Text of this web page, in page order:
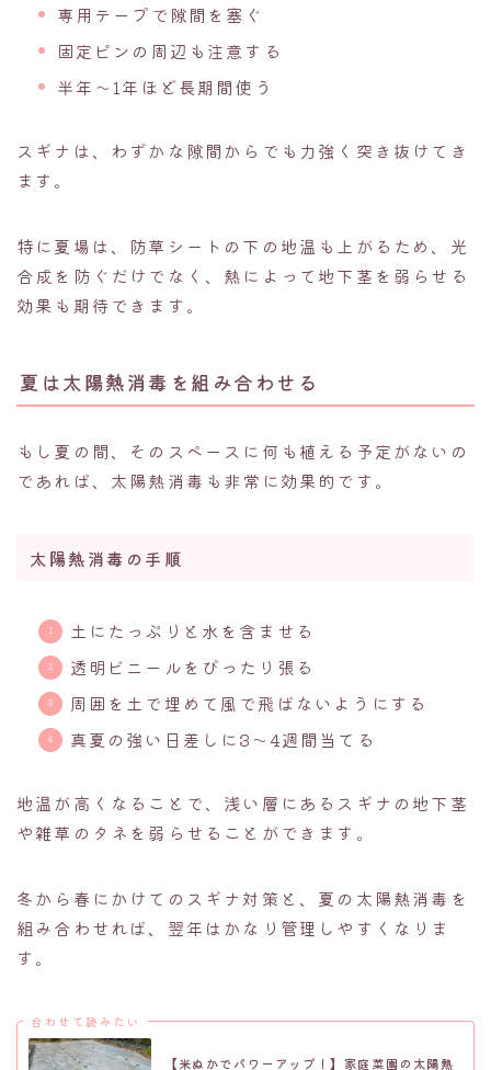
専用テープで隙間を塞ぐ
固定ピンの周辺も注意する
半年〜1年ほど長期間使う
スギナは、わずかな隙間からでも力強く突き抜けてき
ます。
特に夏場は、防草シートの下の地温も上がるため、光
合成を防ぐだけでなく、熱によって地下茎を弱らせる
効果も期待できます。
夏は太陽熱消毒を組み合わせる
もし夏の間、そのスペースに何も植える予定がないの
であれば、太陽熱消毒も非常に効果的です。
太陽熱消毒の手順
土にたっぷりと水を含ませる
透明ビニールをぴったり張る
周囲を土で埋めて風で飛ばないようにする
真夏の強い日差しに3〜4週間当てる
地温が高くなることで、浅い層にあるスギナの地下茎
や雑草のタネを弱らせることができます。
冬から春にかけてのスギナ対策と、夏の太陽熱消毒を
組み合わせれば、翌年はかなり管理しやすくなりま
す。
合わせて読みたい
【米ぬかでパワーアップ！】家庭菜園の太陽熱